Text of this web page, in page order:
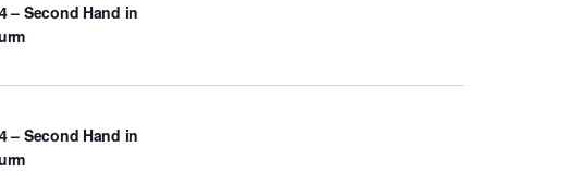
– Second Hand in
– Second Hand in